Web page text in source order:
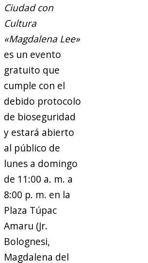
Ciudad con
Cultura
«Magdalena Lee»
es un evento
gratuito que
cumple con el
debido protocolo
de bioseguridad
y estará abierto
al público de
lunes a domingo
de 11:00 a. m. a
8:00 p. m. en la
Plaza Túpac
Amaru (Jr.
Bolognesi,
Magdalena del